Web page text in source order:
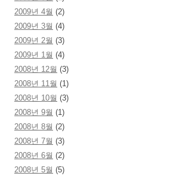
2009년 4월 (2)
2009년 3월 (4)
2009년 2월 (3)
2009년 1월 (4)
2008년 12월 (3)
2008년 11월 (1)
2008년 10월 (3)
2008년 9월 (1)
2008년 8월 (2)
2008년 7월 (3)
2008년 6월 (2)
2008년 5월 (5)